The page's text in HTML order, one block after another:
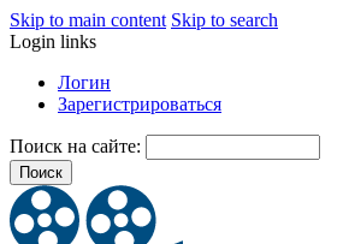
Skip to main content Skip to search
Login links
Логин
Зарегистрироваться
Поиск на сайте: